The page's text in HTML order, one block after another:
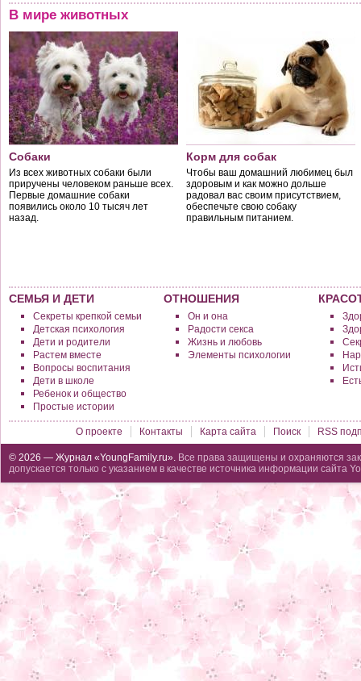
В мире животных
Собаки
Из всех животных собаки были
приручены человеком раньше всех.
Первые домашние собаки
появились около 10 тысяч лет
назад.
Корм для собак
Чтобы ваш домашний любимец был
здоровым и как можно дольше
радовал вас своим присутствием,
обеспечьте свою собаку
правильным питанием.
СЕМЬЯ И ДЕТИ
Секреты крепкой семьи
Детская психология
Дети и родители
Растем вместе
Вопросы воспитания
Дети в школе
Ребенок и общество
Простые истории
ОТНОШЕНИЯ
Он и она
Радости секса
Жизнь и любовь
Элементы психологии
О проекте Контакты Карта сайта Поиск RSS
© 2026 — Журнал «YoungFamily.ru». Все права защищены и охраняются
допускается только с указанием в качестве источника информации сайта